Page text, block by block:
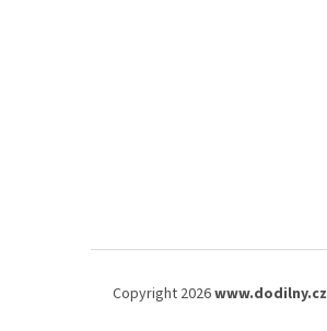
Copyright 2026www.dodilny.cz